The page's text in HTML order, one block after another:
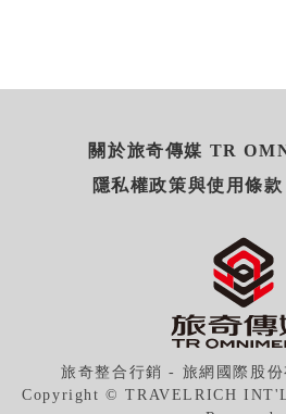
關於旅奇傳媒 TR
隱私權政策與使用條款
旅奇整合行銷 - 旅網國際股
Copyright © TRAVELRICH